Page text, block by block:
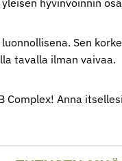
Sen
tavalla ilman vaivaa.
Complex! Anna